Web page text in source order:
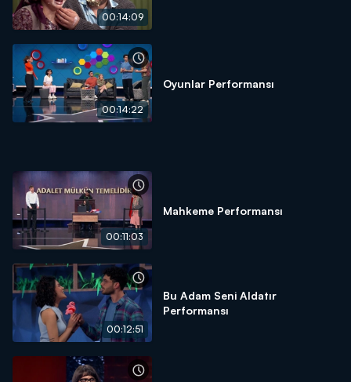
00:14:09
00:14:22
Oyunlar Performansı
00:11:03
Mahkeme Performansı
00:12:51
Bu Adam Seni Aldatır
Performansı